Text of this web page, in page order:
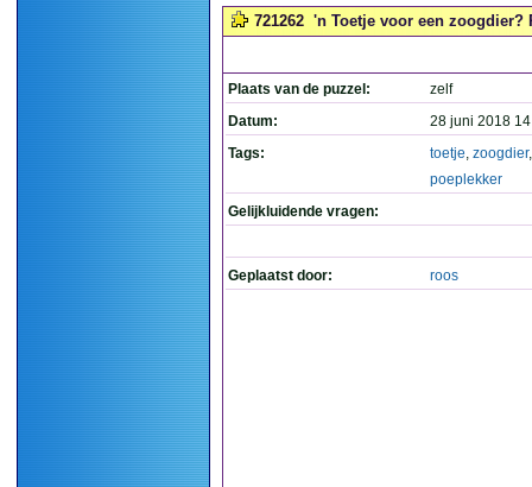
721262 'n Toetje voor een zoogdier?
Plaats van de puzzel:
zelf
Datum:
28 juni 2018
Tags:
toetje, zoogdier,
poeplekker
Gelijkluidende vragen:
Geplaatst door: roos